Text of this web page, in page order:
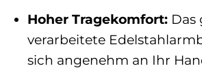
Hoher Tragekomfort:Das
verarbeitete
sich angenehm an Ihr